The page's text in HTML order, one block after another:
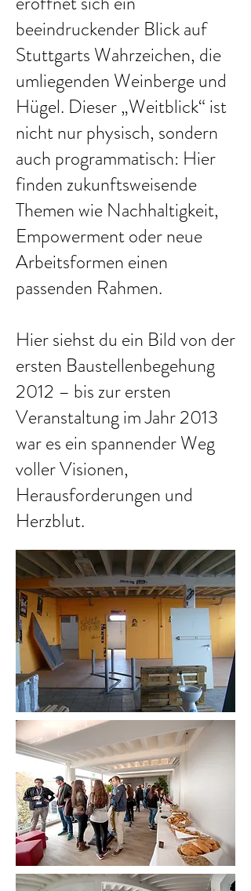
beeindruckender Blick auf
Stuttgarts Wahrzeichen, die
umliegenden Weinberge und
Hügel. Dieser „Weitblick“ ist
nicht nur physisch, sondern
auch programmatisch: Hier
finden zukunftsweisende
Themen wie Nachhaltigkeit,
Empowerment oder neue
Arbeitsformen einen
passenden Rahmen.
Hier siehst du ein Bild von der
ersten Baustellenbegehung
2012 – bis zur ersten
Veranstaltung im Jahr 2013
war es ein spannender Weg
voller Visionen,
Herausforderungen und
Herzblut.